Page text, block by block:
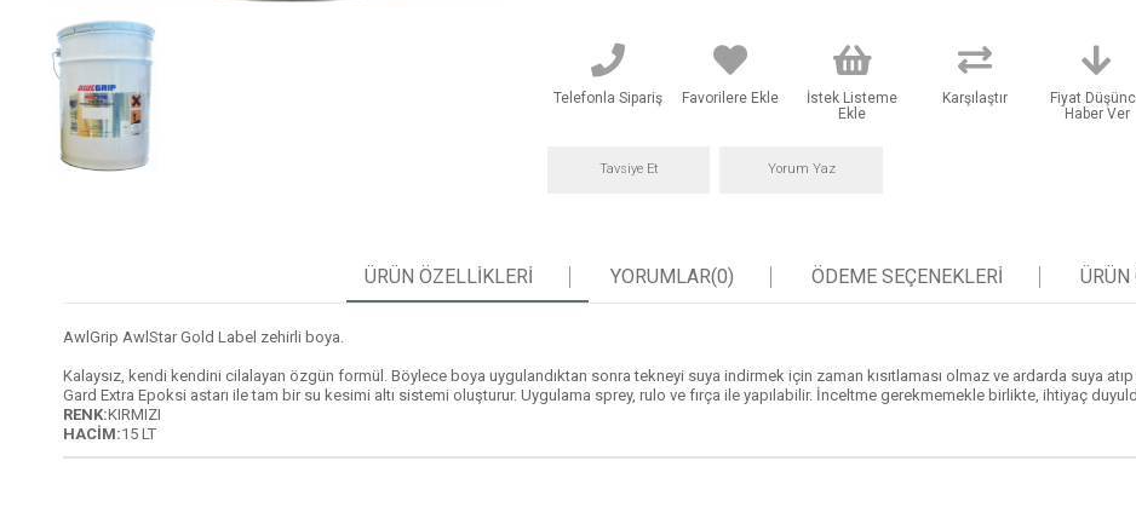
Telefonla Sipariş Favorilere Ekle
İstek Listeme
Ekle
Karşılaştır
Fiyat
Haber Ver
Tavsiye Et Yorum Yaz
ÜRÜN ÖZELLIKLERI YORUMLAR(0) ÖDEME SEÇENEKLERI ÜRÜN
AwlGrip AwlStar Gold Label zehirli boya.
Kalaysız, kendi kendini cilalayan özgün formül. Böylece boya uygulandıktan sonra tekneyi suya indirmek için zaman kısıtlaması olmaz ve ardarda suya
Gard Extra Epoksi astarı ile tam bir su kesimi altı sistemi oluşturur. Uygulama sprey, rulo ve fırça ile yapılabilir. İnceltme gerekmemekle birlikte, ihtiyaç
RENK:KIRMIZI
HACİM:15 LT